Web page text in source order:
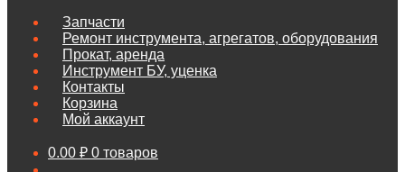
Запчасти
Ремонт инструмента, агрегатов, оборудования
Прокат, аренда
Инструмент БУ, уценка
Контакты
Корзина
Мой аккаунт
0.00 ₽ 0 товаров